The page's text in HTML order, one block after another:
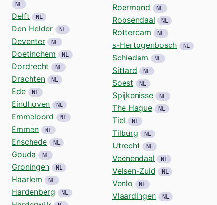
NL
Delft NL
Den Helder NL
Deventer NL
Doetinchem NL
Dordrecht NL
Drachten NL
Ede NL
Eindhoven NL
Emmeloord NL
Emmen NL
Enschede NL
Gouda NL
Groningen NL
Haarlem NL
Hardenberg NL
Roermond NL
Roosendaal NL
Rotterdam NL
s-Hertogenbosch NL
Schiedam NL
Sittard NL
Soest NL
Spijkenisse NL
The Hague NL
Tiel NL
Tilburg NL
Utrecht NL
Veenendaal NL
Velsen-Zuid NL
Venlo NL
Vlaardingen NL